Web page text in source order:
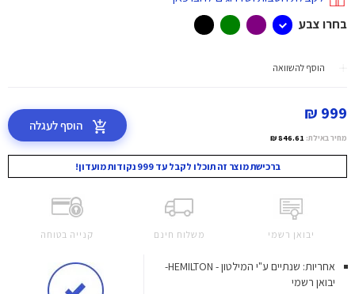
בחרו צבע
הוסף להשוואה
999 ₪
מחיר באילת: 846.61 ₪
הוסף לעגלה
ברכישת מוצר זה תוכלו לקבל עד 999 נקודות מועדון!
יבואן רשמי משלוח חינם קנייה בטוחה
אחריות: שנתיים ע"י המילטון - HEMILTON-
יבואן רשמי